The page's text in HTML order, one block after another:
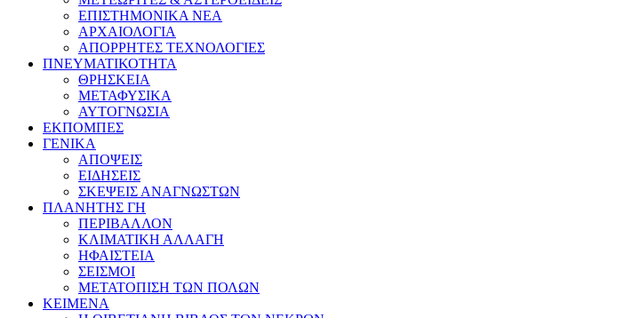
ΕΠΙΣΤΗΜΟΝΙΚΑ ΝΕΑ
ΑΡΧΑΙΟΛΟΓΙΑ
ΑΠΟΡΡΗΤΕΣ ΤΕΧΝΟΛΟΓΙΕΣ
ΠΝΕΥΜΑΤΙΚΟΤΗΤΑ
ΘΡΗΣΚΕΙΑ
ΜΕΤΑΦΥΣΙΚΑ
ΑΥΤΟΓΝΩΣΙΑ
ΕΚΠΟΜΠΕΣ
ΓΕΝΙΚΑ
ΑΠΟΨΕΙΣ
ΕΙΔΗΣΕΙΣ
ΣΚΕΨΕΙΣ ΑΝΑΓΝΩΣΤΩΝ
ΠΛΑΝΗΤΗΣ ΓΗ
ΠΕΡΙΒΑΛΛΟΝ
ΚΛΙΜΑΤΙΚΗ ΑΛΛΑΓΗ
ΗΦΑΙΣΤΕΙΑ
ΣΕΙΣΜΟΙ
ΜΕΤΑΤΟΠΙΣΗ ΤΩΝ ΠΟΛΩΝ
ΚΕΙΜΕΝΑ